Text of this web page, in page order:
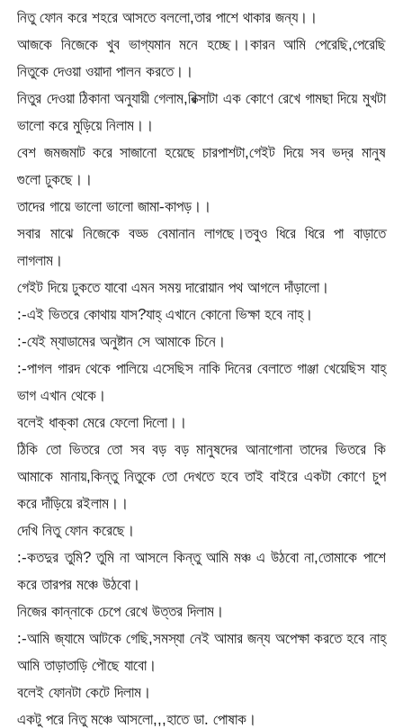
নিতু ফোন করে শহরে আসতে বললো,তার পাশে থাকার জন্য।।
আজকে নিজেকে খুব ভাগ্যমান মনে হচ্ছে।।কারন আমি পেরেছি,পেরেছি
নিতুকে দেওয়া ওয়াদা পালন করতে।।
নিতুর দেওয়া ঠিকানা অনুযায়ী গেলাম,রিক্সাটা এক কোণে রেখে গামছা দিয়ে মুখটা
ভালো করে মুড়িয়ে নিলাম।।
বেশ জমজমাট করে সাজানো হয়েছে চারপাশটা,গেইট দিয়ে সব ভদ্র মানুষ
গুলো ঢুকছে।।
তাদের গায়ে ভালো ভালো জামা-কাপড়।।
সবার মাঝে নিজেকে বড্ড বেমানান লাগছে।তবুও ধিরে ধিরে পা বাড়াতে
লাগলাম।
গেইট দিয়ে ঢুকতে যাবো এমন সময় দারোয়ান পথ আগলে দাঁড়ালো।
:-এই ভিতরে কোথায় যাস?যাহ্ এখানে কোনো ভিক্ষা হবে নাহ্।
:-যেই ম্যাডামের অনুষ্টান সে আমাকে চিনে।
:-পাগল গারদ থেকে পালিয়ে এসেছিস নাকি দিনের বেলাতে গাঞ্জা খেয়েছিস যাহ্
ভাগ এখান থেকে।
বলেই ধাক্কা মেরে ফেলো দিলো।।
ঠিকি তো ভিতরে তো সব বড় বড় মানুষদের আনাগোনা তাদের ভিতরে কি
আমাকে মানায়,কিন্তু নিতুকে তো দেখতে হবে তাই বাইরে একটা কোণে চুপ
করে দাঁড়িয়ে রইলাম।।
দেখি নিতু ফোন করেছে।
:-কতদুর তুমি? তুমি না আসলে কিন্তু আমি মঞ্চ এ উঠবো না,তোমাকে পাশে
করে তারপর মঞ্চে উঠবো।
নিজের কান্নাকে চেপে রেখে উত্তর দিলাম।
:-আমি জ্যামে আটকে গেছি,সমস্যা নেই আমার জন্য অপেক্ষা করতে হবে নাহ্
আমি তাড়াতাড়ি পৌছে যাবো।
বলেই ফোনটা কেটে দিলাম।
একটু পরে নিতু মঞ্চে আসলো,,,হাতে ডা. পোষাক।